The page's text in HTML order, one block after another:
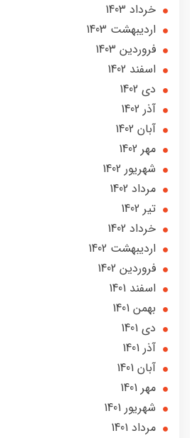
خرداد 1403
ارديبهشت 1403
فروردین 1403
اسفند 1402
دی 1402
آذر 1402
آبان 1402
مهر 1402
شهریور 1402
مرداد 1402
تير 1402
خرداد 1402
ارديبهشت 1402
فروردین 1402
اسفند 1401
بهمن 1401
دی 1401
آذر 1401
آبان 1401
مهر 1401
شهریور 1401
مرداد 1401